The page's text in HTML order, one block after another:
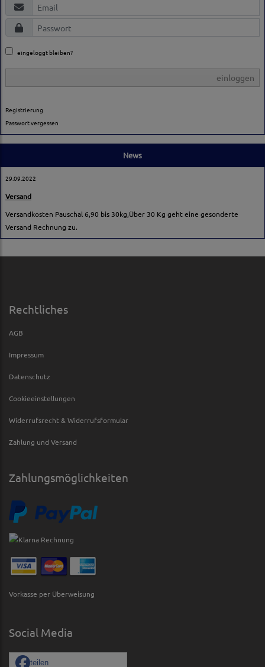
eingeloggt bleiben?
einloggen
Registrierung
Passwort vergessen
News
29.09.2022
Versand
Versandkosten Pauschal 6,90 bis 30kg,Über 30 Kg geht eine gesonderte
Versand Rechnung zu.
Rechtliches
AGB
Impressum
Datenschutz
Cookieeinstellungen
Widerrufsrecht & Widerrufsformular
Zahlung und Versand
Zahlungsmöglichkeiten
Vorkasse per Überweisung
Social Media
teilen